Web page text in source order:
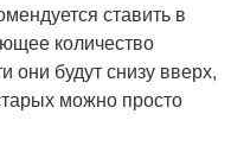
ставить в
количество
они будут снизу вверх,
можно просто